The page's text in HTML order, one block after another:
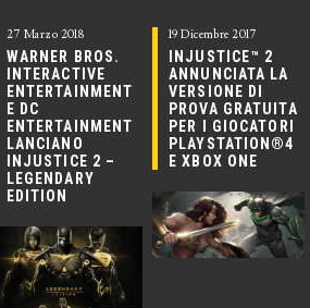
27 Marzo 2018
WARNER BROS.
INTERACTIVE
ENTERTAINMENT
E DC
ENTERTAINMENT
LANCIANO
INJUSTICE 2 –
LEGENDARY
EDITION
19 Dicembre 2017
INJUSTICE™ 2
ANNUNCIATA LA
VERSIONE DI
PROVA GRATUITA
PER I GIOCATORI
PLAYSTATION®4
E XBOX ONE